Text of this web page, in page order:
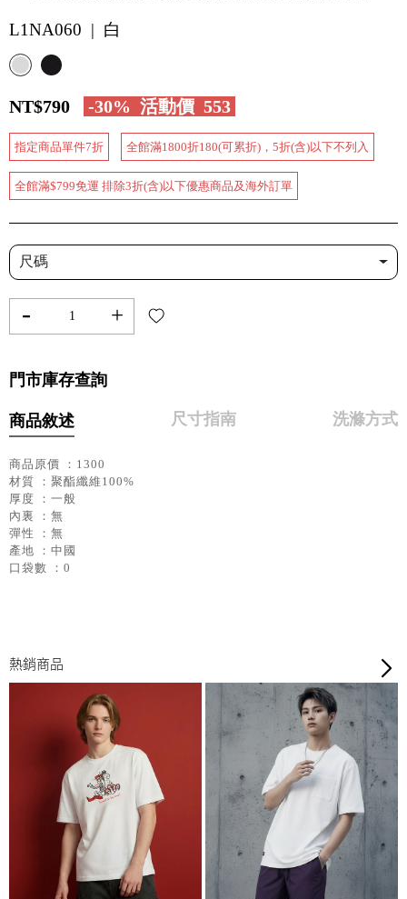
L1NA060 | 白
NT$790 -30% 活動價 553
指定商品單件7折 全館滿1800折180(可累折)，5折(含)以下不列入
全館滿$799免運 排除3折(含)以下優惠商品及海外訂單
尺碼
- +
門市庫存查詢
商品敘述 尺寸指南 洗滌方式
商品原價 ：1300
材質 ：聚酯纖維100%
厚度 ：一般
內裏 ：無
彈性 ：無
產地 ：中國
口袋數 ：0
熱銷商品